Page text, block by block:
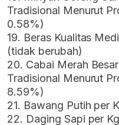
Tradisional Menurut
0.58%)
19. Beras Kualitas
(tidak berubah)
20. Cabai Merah
Tradisional Menurut
8.59%)
21. Bawang Putih per
22. Daging Sapi per